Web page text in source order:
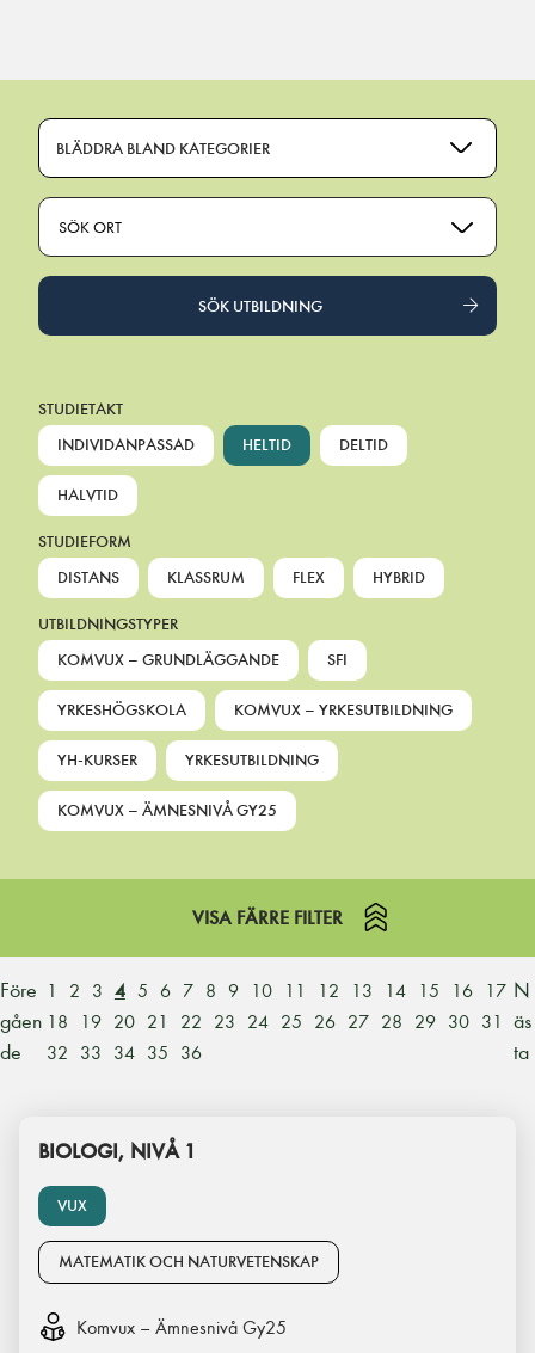
BLÄDDRA BLAND KATEGORIER
SÖK ORT
SÖK UTBILDNING
STUDIETAKT
INDIVIDANPASSAD
HELTID DELTID
HALVTID
STUDIEFORM
DISTANS
KLASSRUM FLEX HYBRID
UTBILDNINGSTYPER
KOMVUX – GRUNDLÄGGANDE
SFI
YRKESHÖGSKOLA KOMVUX – YRKESUTBILDNING
YH-KURSER YRKESUTBILDNING
KOMVUX – ÄMNESNIVÅ GY25
VISA FÄRRE FILTER
Före
gåen
de
1 2 3 4 5 6 7 8 9 10 11 12 13 14 15 16
17
18
19 20 21 22 23 24 25 26 27 28 29 30 31
32
33 34 35 36
N
äs
ta
VUX
BIOLOGI, NIVÅ 1
MATEMATIK OCH NATURVETENSKAP
Komvux – Ämnesnivå Gy25